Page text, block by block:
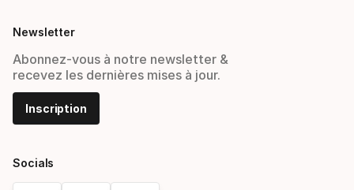
Newsletter
Abonnez-vous à notre newsletter &
recevez les dernières mises à jour.
Inscription
Socials